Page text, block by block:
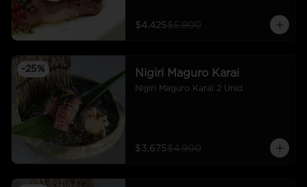
$4.425$5.900
-25% Nigiri Maguro Karai
Nigiri Maguro Karai 2 Unid
$3.675$4.900